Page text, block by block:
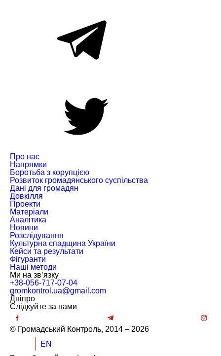
Про нас
Напрямки
Боротьба з корупцією
Розвиток громадянського суспільства
Дані для громадян
Довкілля
Проекти
Матеріали
Аналітика
Новини
Розслідування
Культурна спадщина України
Кейси та результати
Фігуранти
Наші методи
Ми на зв’язку
+38-056-717-07-04
gromkontrol.ua@gmail.com
Дніпро
Слiдкуйте за нами
© Громадський Контроль, 2014 – 2026
EN